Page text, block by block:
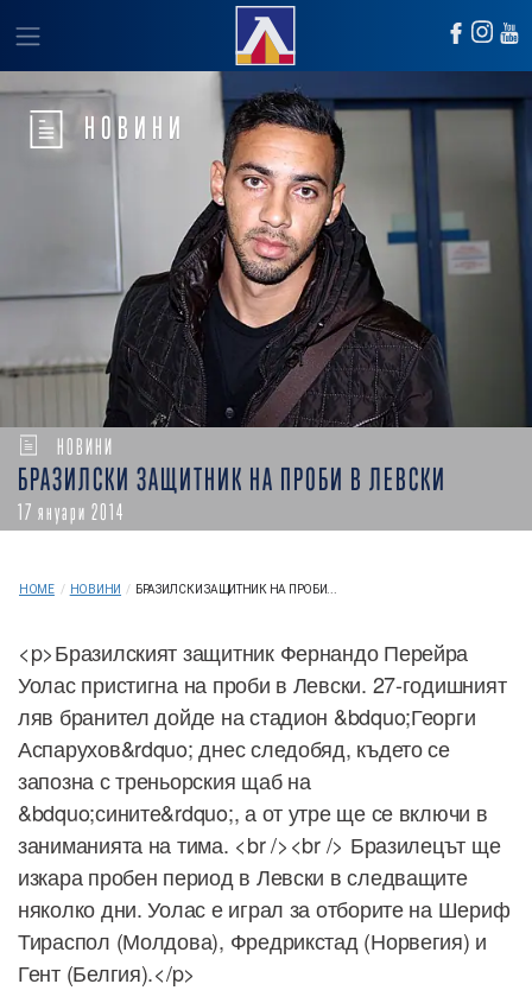
НОВИНИ
НОВИНИ
БРАЗИЛСКИ ЗАЩИТНИК НА ПРОБИ В ЛЕВСКИ
17 януари 2014
HOME / НОВИНИ / БРАЗИЛСКИ ЗАЩИТНИК НА ПРОБИ...
<p>Бразилският защитник Фернандо Перейра
Уолас пристигна на проби в Левски. 27-годишният
ляв бранител дойде на стадион &bdquo;Георги
Аспарухов&rdquo; днес следобяд, където се
запозна с треньорския щаб на
&bdquo;сините&rdquo;, а от утре ще се включи в
заниманията на тима. <br /><br /> Бразилецът ще
изкара пробен период в Левски в следващите
няколко дни. Уолас е играл за отборите на Шериф
Тираспол (Молдова), Фредрикстад (Норвегия) и
Гент (Белгия).</p>